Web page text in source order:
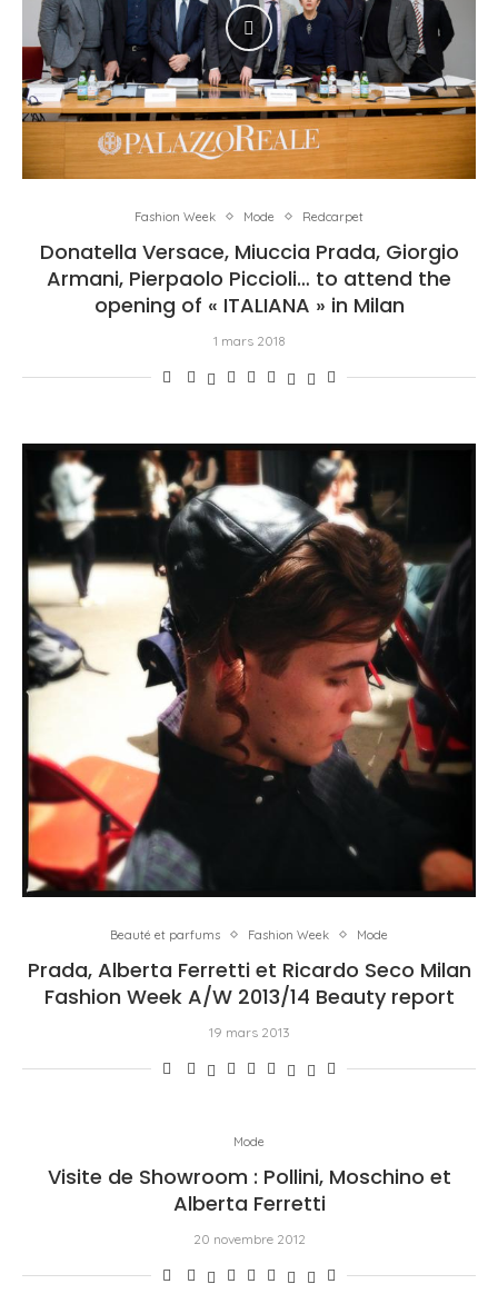
Fashion Week Mode Redcarpet
Donatella Versace, Miuccia Prada, Giorgio
Armani, Pierpaolo Piccioli… to attend the
opening of « ITALIANA » in Milan
1 mars 2018
Beauté et parfums Fashion Week Mode
Prada, Alberta Ferretti et Ricardo Seco Milan
Fashion Week A/W 2013/14 Beauty report
19 mars 2013
Mode
Visite de Showroom : Pollini, Moschino et
Alberta Ferretti
20 novembre 2012